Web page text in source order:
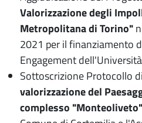
Valorizzazione degli
Metropolitana di Torino"
2021 per il finanziamento
Engagement
Sottoscrizione Protocollo
valorizzazione del
complesso